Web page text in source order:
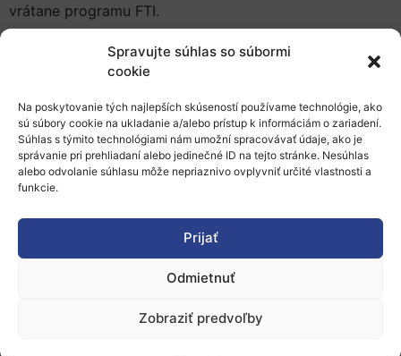
Spravujte súhlas so súbormi
cookie
Na poskytovanie tých najlepších skúseností používame technológie, ako
sú súbory cookie na ukladanie a/alebo prístup k informáciám o zariadení.
Súhlas s týmito technológiami nám umožní spracovávať údaje, ako je
správanie pri prehliadaní alebo jedinečné ID na tejto stránke. Nesúhlas
alebo odvolanie súhlasu môže nepriaznivo ovplyvniť určité vlastnosti a
funkcie.
Prijať
Odmietnuť
Zobraziť predvoľby
vrátane programu FTI.
sa nachádza link na registráciu.
O nás
Naše služby